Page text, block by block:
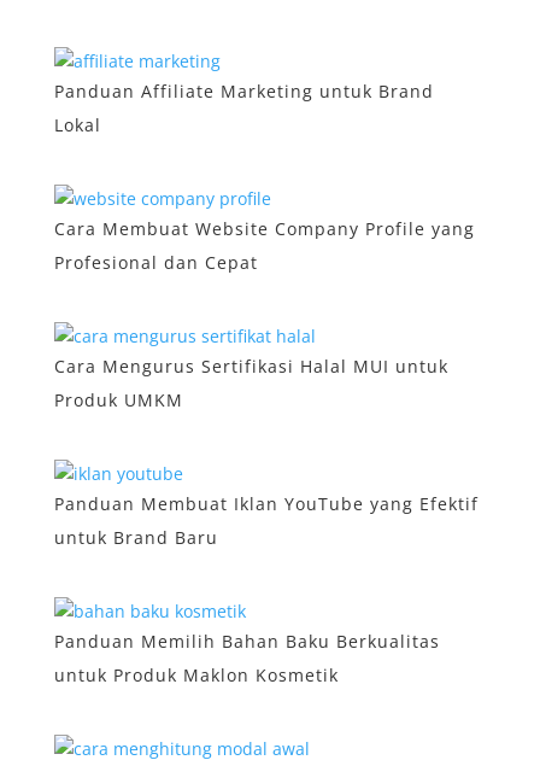
Panduan Affiliate Marketing untuk Brand
Lokal
Cara Membuat Website Company Profile yang
Profesional dan Cepat
Cara Mengurus Sertifikasi Halal MUI untuk
Produk UMKM
Panduan Membuat Iklan YouTube yang Efektif
untuk Brand Baru
Panduan Memilih Bahan Baku Berkualitas
untuk Produk Maklon Kosmetik